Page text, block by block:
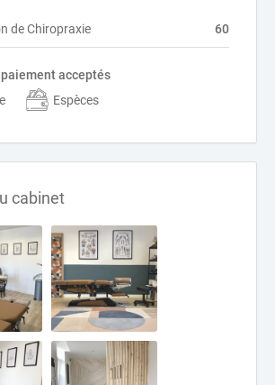
de Chiropraxie 60
acceptés
Espèces
cabinet